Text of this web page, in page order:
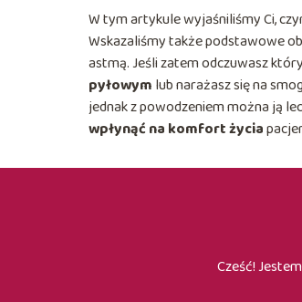
W tym artykule wyjaśniliśmy Ci,
Wskazaliśmy także podstawowe
astmą. Jeśli zatem odczuwasz
pyłowym lub narażasz się na
jednak z powodzeniem można ją
wpłynąć na komfort życia
Cześć!